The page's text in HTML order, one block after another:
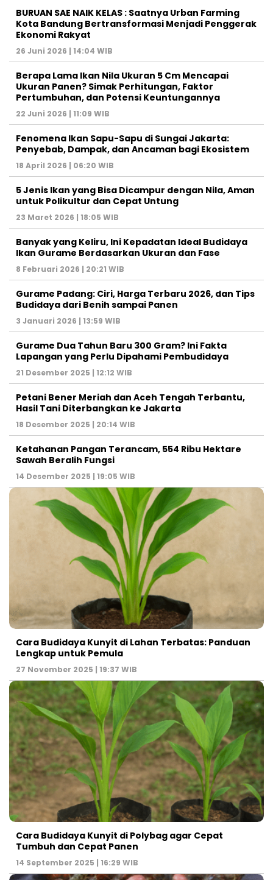
BURUAN SAE NAIK KELAS : Saatnya Urban Farming
Kota Bandung Bertransformasi Menjadi Penggerak
Ekonomi Rakyat
26 Juni 2026 | 14:04 WIB
Berapa Lama Ikan Nila Ukuran 5 Cm Mencapai
Ukuran Panen? Simak Perhitungan, Faktor
Pertumbuhan, dan Potensi Keuntungannya
22 Juni 2026 | 11:09 WIB
Fenomena Ikan Sapu-Sapu di Sungai Jakarta:
Penyebab, Dampak, dan Ancaman bagi Ekosistem
18 April 2026 | 06:20 WIB
5 Jenis Ikan yang Bisa Dicampur dengan Nila, Aman
untuk Polikultur dan Cepat Untung
23 Maret 2026 | 18:05 WIB
Banyak yang Keliru, Ini Kepadatan Ideal Budidaya
Ikan Gurame Berdasarkan Ukuran dan Fase
8 Februari 2026 | 20:21 WIB
Gurame Padang: Ciri, Harga Terbaru 2026, dan Tips
Budidaya dari Benih sampai Panen
3 Januari 2026 | 13:59 WIB
Gurame Dua Tahun Baru 300 Gram? Ini Fakta
Lapangan yang Perlu Dipahami Pembudidaya
21 Desember 2025 | 12:12 WIB
Petani Bener Meriah dan Aceh Tengah Terbantu,
Hasil Tani Diterbangkan ke Jakarta
18 Desember 2025 | 20:14 WIB
Ketahanan Pangan Terancam, 554 Ribu Hektare
Sawah Beralih Fungsi
14 Desember 2025 | 19:05 WIB
Cara Budidaya Kunyit di Lahan Terbatas: Panduan
Lengkap untuk Pemula
27 November 2025 | 19:37 WIB
Cara Budidaya Kunyit di Polybag agar Cepat
Tumbuh dan Cepat Panen
14 September 2025 | 16:29 WIB